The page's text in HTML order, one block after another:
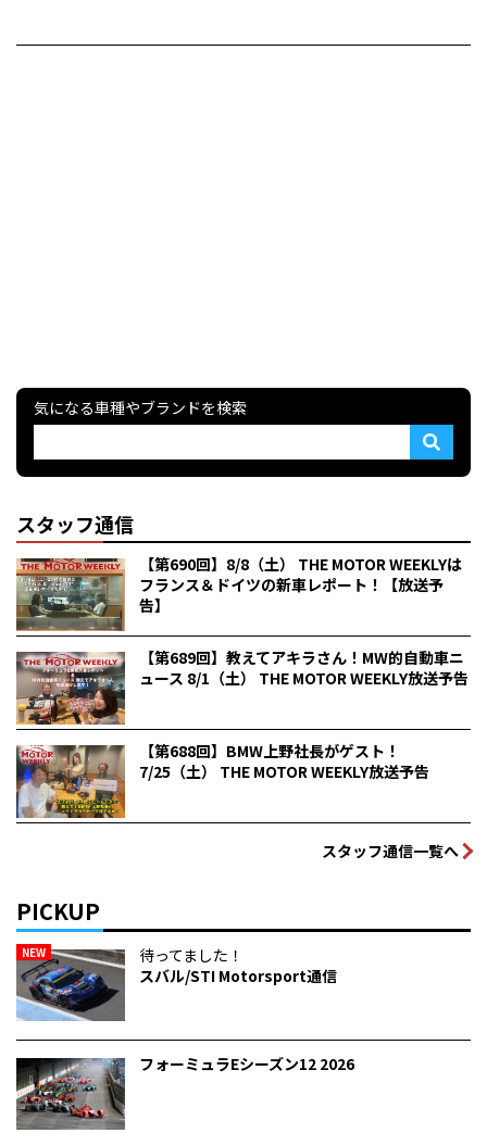
気になる車種やブランドを検索
スタッフ通信
【第690回】8/8（土） THE MOTOR WEEKLYは
フランス＆ドイツの新車レポート！【放送予
告】
【第689回】教えてアキラさん！MW的自動車ニ
ュース 8/1（土） THE MOTOR WEEKLY放送予告
【第688回】BMW上野社長がゲスト！
7/25（土） THE MOTOR WEEKLY放送予告
スタッフ通信一覧へ
PICKUP
NEW
待ってました！
スバル/STI Motorsport通信
フォーミュラEシーズン12 2026